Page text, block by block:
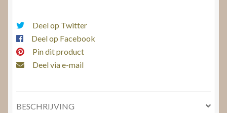
Deel op Twitter
Deel op Facebook
Pin dit product
Deel via e-mail
BESCHRIJVING